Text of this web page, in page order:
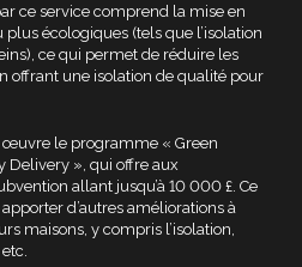
ce service comprend la mise en
écologiques (tels que l’isolation
ce qui permet de réduire les
offrant une isolation de qualité pour
œuvre le programme « Green
Delivery », qui offre aux
allant jusqu’à 10 000 £. Ce
d’autres améliorations à
maisons, y compris l’isolation,